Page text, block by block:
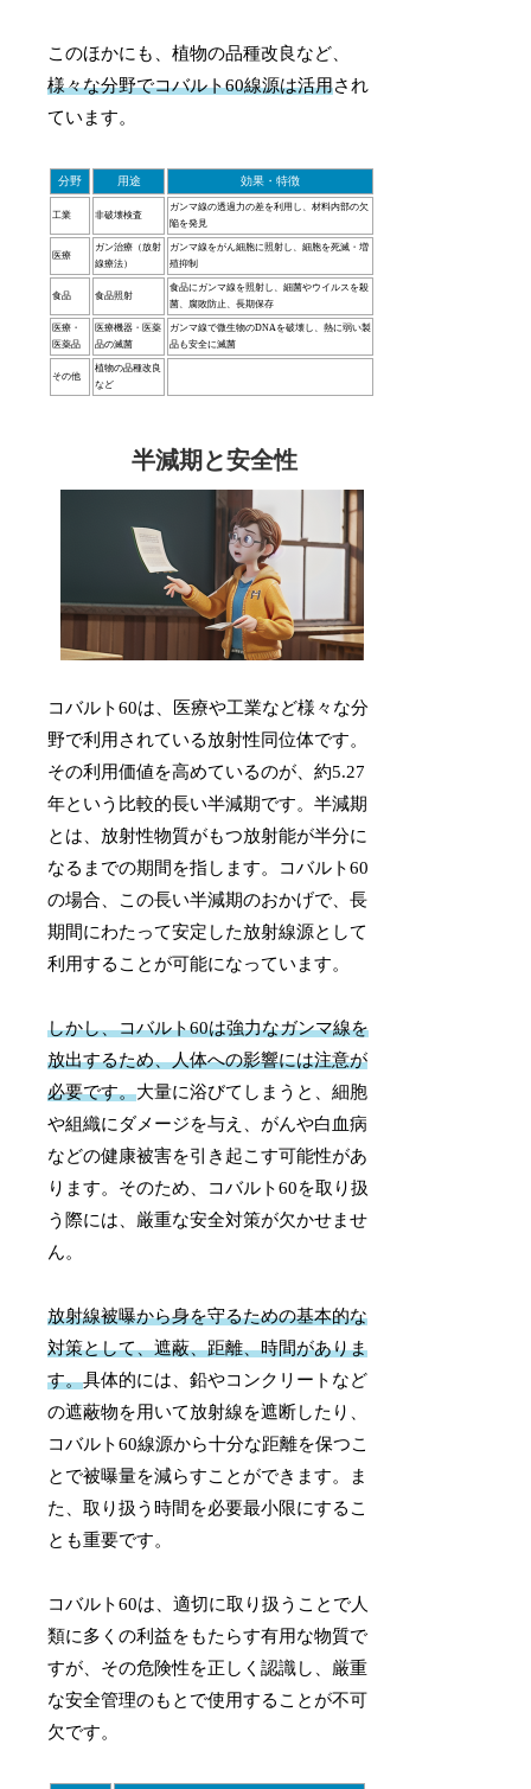
このほかにも、植物の品種改良など、
様々な分野でコバルト60線源は活用され
ています。
分野 用途 効果・特徴
工業 非破壊検査
ガンマ線の透過力の差を利用し、材料内部の欠
陥を発見
医療
ガン治療（放射
線療法）
ガンマ線をがん細胞に照射し、細胞を死滅・増
殖抑制
食品 食品照射
食品にガンマ線を照射し、細菌やウイルスを殺
菌、腐敗防止、長期保存
医療・
医薬品
医療機器・医薬
品の滅菌
ガンマ線で微生物のDNAを破壊し、熱に弱い製
品も安全に滅菌
その他
植物の品種改良
など
半減期と安全性
コバルト60は、医療や工業など様々な分
野で利用されている放射性同位体です。
その利用価値を高めているのが、約5.27
年という比較的長い半減期です。半減期
とは、放射性物質がもつ放射能が半分に
なるまでの期間を指します。コバルト60
の場合、この長い半減期のおかげで、長
期間にわたって安定した放射線源として
利用することが可能になっています。
しかし、コバルト60は強力なガンマ線を
放出するため、人体への影響には注意が
必要です。大量に浴びてしまうと、細胞
や組織にダメージを与え、がんや白血病
などの健康被害を引き起こす可能性があ
ります。そのため、コバルト60を取り扱
う際には、厳重な安全対策が欠かせませ
ん。
放射線被曝から身を守るための基本的な
対策として、遮蔽、距離、時間がありま
す。具体的には、鉛やコンクリートなど
の遮蔽物を用いて放射線を遮断したり、
コバルト60線源から十分な距離を保つこ
とで被曝量を減らすことができます。ま
た、取り扱う時間を必要最小限にするこ
とも重要です。
コバルト60は、適切に取り扱うことで人
類に多くの利益をもたらす有用な物質で
すが、その危険性を正しく認識し、厳重
な安全管理のもとで使用することが不可
欠です。